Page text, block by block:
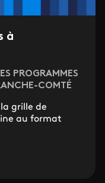
à
PROGRAMMES
COMTÉ
grille de
au format